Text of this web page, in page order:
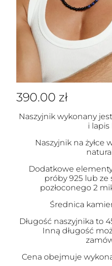
390.00 zł
Naszyjnik wykonany
i lapis
Naszyjnik na żyłce
Dodatkowe
próby 925 lub ze
pozłoconego 2
Średnica
Długość naszyjnika to
Inną długość
Cena obejmuje